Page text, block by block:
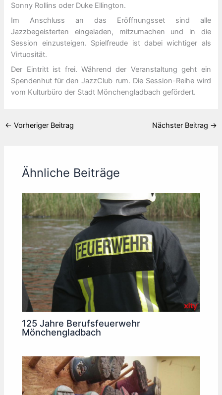
Sonny Rollins oder Duke Ellington.
Im Anschluss an das Eröffnungsset sind alle
Jazzbegeisterten eingeladen, mitzumachen und in die
Session einzusteigen. Spielfreude ist dabei wichtiger als
Virtuosität.
Der Eintritt ist frei. Während der Veranstaltung geht ein
Spendenhut für den JazzClub rum. Die Session-Reihe wird
vom Kulturbüro der Stadt Mönchengladbach gefördert.
← Vorheriger Beitrag Nächster Beitrag →
Ähnliche Beiträge
125 Jahre Berufsfeuerwehr
Mönchengladbach